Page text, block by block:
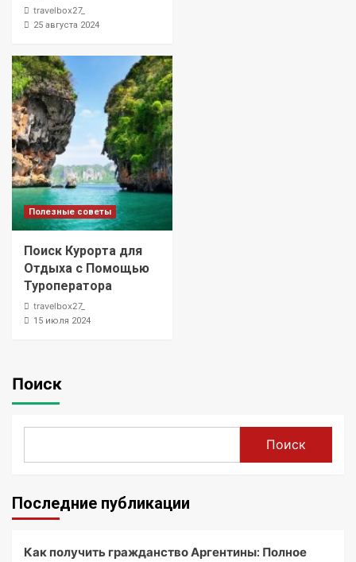
travelbox27_
25 августа 2024
Полезные советы
Поиск Курорта для
Отдыха с Помощью
Туроператора
travelbox27_
15 июля 2024
Поиск
Поиск
Последние публикации
Как получить гражданство Аргентины: Полное